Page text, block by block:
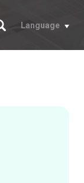
Buscar
Language